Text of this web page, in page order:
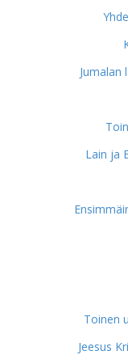
Jumalan
Lain ja
Toinen
Jeesus